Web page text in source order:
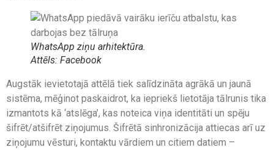
WhatsApp ziņu arhitektūra.
Attēls: Facebook
Augstāk ievietotajā attēlā tiek salīdzināta agrākā un jaunā
sistēma, mēģinot paskaidrot, ka iepriekš lietotāja tālrunis tika
izmantots kā ‘atslēga’, kas noteica viņa identitāti un spēju
šifrēt/atšifrēt ziņojumus. Šifrētā sinhronizācija attiecas arī uz
ziņojumu vēsturi, kontaktu vārdiem un citiem datiem –